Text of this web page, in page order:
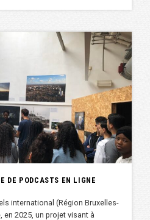
DE PODCASTS EN LIGNE
international (Région Bruxelles-
en 2025, un projet visant à